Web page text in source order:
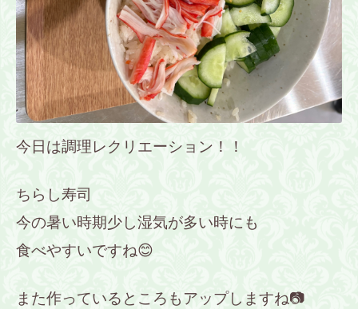
今日は調理レクリエーション！！
ちらし寿司
今の暑い時期少し湿気が多い時にも
食べやすいですね😊
また作っているところもアップしますね📷